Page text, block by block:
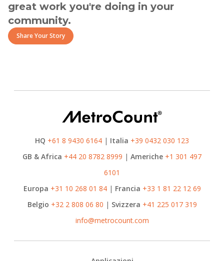
great work you're doing in your
community.
Share Your Story
HQ +61 8 9430 6164 | Italia +39 0432 030 123
GB & Africa +44 20 8782 8999 | Americhe +1 301 497
6101
Europa +31 10 268 01 84| Francia +33 1 81 22 12 69
Belgio +32 2 808 06 80 | Svizzera +41 225 017 319
info@metrocount.com